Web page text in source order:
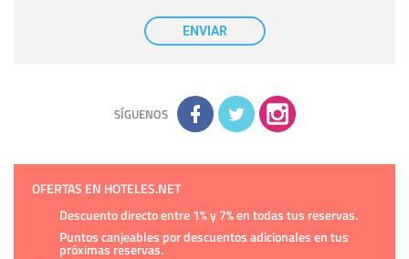
con carácter general, sólo el personal de
nuestra entidad que esté debidamente autorizado podrá
tener conocimiento de la información que le pedimos. No se
comunicarán datos a terceros.
adicional y detallada sobre cómo tratamos sus datos en la
política de privacidad
ENVIAR
SÍGUENOS
OFERTAS EN HOTELES.NET
Descuento directo entre 1% y 7% en todas tus reservas.
Puntos canjeables por descuentos adicionales en tus
próximas reservas.